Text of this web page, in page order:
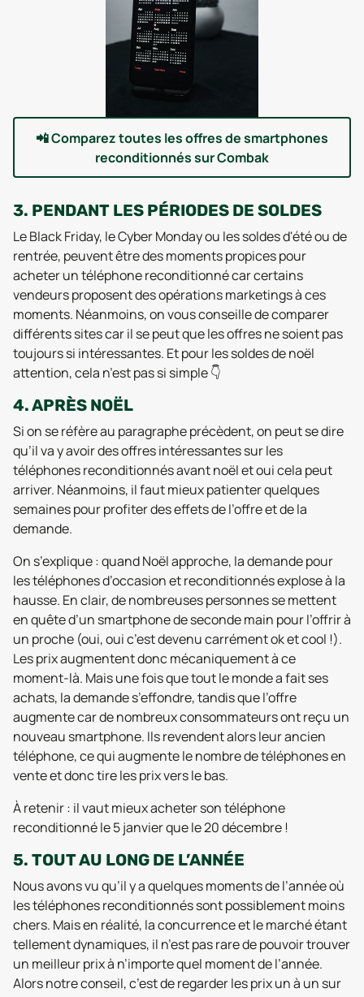
📲Comparez toutes les offres de smartphones
reconditionnés sur Combak
3. PENDANT LES PÉRIODES DE SOLDES
Le Black Friday, le Cyber Monday ou les soldes d'été ou de
rentrée, peuvent être des moments propices pour
acheter un téléphone reconditionné car certains
vendeurs proposent des opérations marketings à ces
moments. Néanmoins, on vous conseille de comparer
différents sites car il se peut que les offres ne soient pas
toujours si intéressantes. Et pour les soldes de noël
attention, cela n’est pas si simple 👇
4. APRÈS NOËL
Si on se réfère au paragraphe précèdent, on peut se dire
qu’il va y avoir des offres intéressantes sur les
téléphones reconditionnés avant noël et oui cela peut
arriver. Néanmoins, il faut mieux patienter quelques
semaines pour profiter des effets de l’offre et de la
demande.
On s’explique : quand Noël approche, la demande pour
les téléphones d’occasion et reconditionnés explose à la
hausse. En clair, de nombreuses personnes se mettent
en quête d’un smartphone de seconde main pour l’offrir à
un proche (oui, oui c’est devenu carrément ok et cool !).
Les prix augmentent donc mécaniquement à ce
moment-là. Mais une fois que tout le monde a fait ses
achats, la demande s’effondre, tandis que l’offre
augmente car de nombreux consommateurs ont reçu un
nouveau smartphone. Ils revendent alors leur ancien
téléphone, ce qui augmente le nombre de téléphones en
vente et donc tire les prix vers le bas.
À retenir : il vaut mieux acheter son téléphone
reconditionné le 5 janvier que le 20 décembre !
5. TOUT AU LONG DE L’ANNÉE
Nous avons vu qu’il y a quelques moments de l’année où
les téléphones reconditionnés sont possiblement moins
chers. Mais en réalité, la concurrence et le marché étant
tellement dynamiques, il n’est pas rare de pouvoir trouver
un meilleur prix à n’importe quel moment de l’année.
Alors notre conseil, c’est de regarder les prix un à un sur